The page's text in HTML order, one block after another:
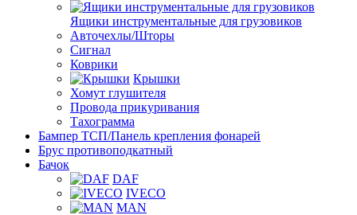
Ящики инструментальные для грузовиков
Авточехлы/Шторы
Сигнал
Коврики
Крышки
Хомут глушителя
Провода прикуривания
Тахограмма
Бампер ТСП/Панель крепления фонарей
Брус противоподкатный
Бачок
DAF
IVECO
MAN